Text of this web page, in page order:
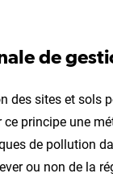
de
des sites et sols
ce principe une
de pollution
ou non de la